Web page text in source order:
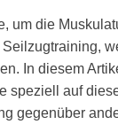
um die
In diesem
speziell auf
gegenüber